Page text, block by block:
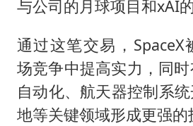
与公司的月球项目和xAI的
通过这笔交易，SpaceX
场竞争中提高实力，同
自动化、航天器控制系
地等关键领域形成更强的